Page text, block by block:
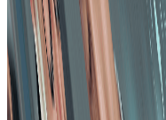
Urmărirea în timp real
situațiile de lipsă de
predictive ajută la
proceselor de
Comunicare